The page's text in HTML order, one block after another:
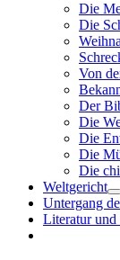
Die
Die
Von
Der
Die
Die
Die
Die
Weltgericht
Untergang
Literatur und